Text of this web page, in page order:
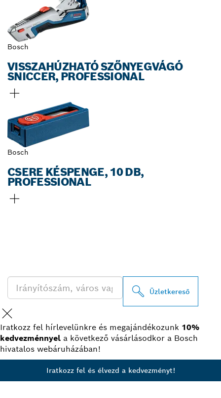
Bosch
VISSZAHÚZHATÓ SZŐNYEGVÁGÓ
SNICCER, PROFESSIONAL
Bosch
CSERE KÉSPENGE, 10 DB,
PROFESSIONAL
Üzletkereső
Iratkozz fel hírlevelünkre és megajándékozunk 10%
kedvezménnyel a következő vásárlásodkor a Bosch
hivatalos webáruházában!
Iratkozz fel és élvezd a kedvezményt!